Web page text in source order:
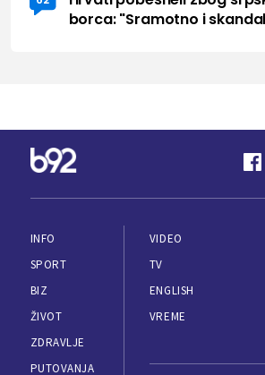
borca: "Sramotno i
INFO
SPORT
BIZ
ŽIVOT
ZDRAVLJE
PUTOVANJA
VIDEO
TV
ENGLISH
VREME